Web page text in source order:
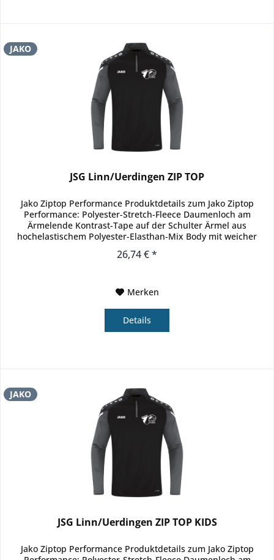
JAKO
JSG Linn/Uerdingen ZIP TOP
Jako Ziptop Performance Produktdetails zum Jako Ziptop
Performance: Polyester-Stretch-Fleece Daumenloch am
Ärmelende Kontrast-Tape auf der Schulter Ärmel aus
hochelastischem Polyester-Elasthan-Mix Body mit weicher
26,74 € *
Merken
Details
JAKO
JSG Linn/Uerdingen ZIP TOP KIDS
Jako Ziptop Performance Produktdetails zum Jako Ziptop